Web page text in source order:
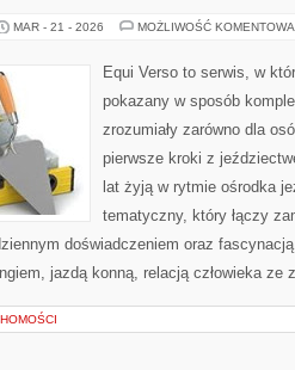
MAR - 21 - 2026 MOŻLIWOŚĆ
Equi Verso to serwis, w
pokazany w sposób
zrozumiały zarówno dla
pierwsze kroki z
lat żyją w rytmie ośrodka
tematyczny, który łączy
doświadczeniem oraz
jazdą konną, relacją człowieka